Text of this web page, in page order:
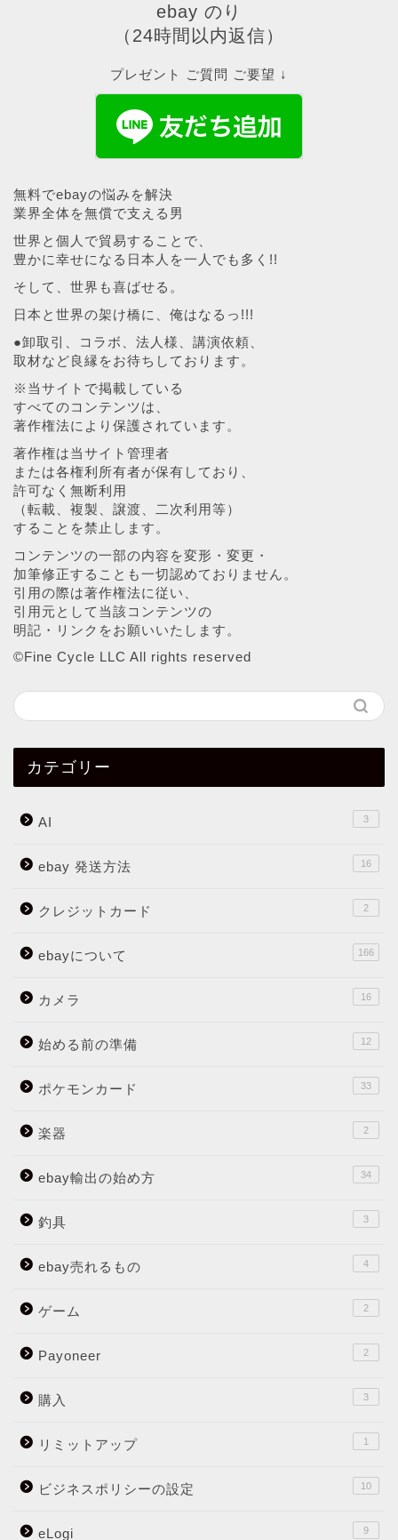
ebay のり
（24時間以内返信）
プレゼント ご質問 ご要望 ↓
無料でebayの悩みを解決
業界全体を無償で支える男
世界と個人で貿易することで、
豊かに幸せになる日本人を一人でも多く!!
そして、世界も喜ばせる。
日本と世界の架け橋に、俺はなるっ!!!
●卸取引、コラボ、法人様、講演依頼、
取材など良縁をお待ちしております。
※当サイトで掲載している
すべてのコンテンツは、
著作権法により保護されています。
著作権は当サイト管理者
または各権利所有者が保有しており、
許可なく無断利用
（転載、複製、譲渡、二次利用等）
することを禁止します。
コンテンツの一部の内容を変形・変更・
加筆修正することも一切認めておりません。
引用の際は著作権法に従い、
引用元として当該コンテンツの
明記・リンクをお願いいたします。
©︎Fine Cycle LLC All rights reserved
カテゴリー
AI 3
ebay 発送方法 16
クレジットカード 2
ebayについて 166
カメラ 16
始める前の準備 12
ポケモンカード 33
楽器 2
ebay輸出の始め方 34
釣具 3
ebay売れるもの 4
ゲーム 2
Payoneer 2
購入 3
リミットアップ 1
ビジネスポリシーの設定 10
eLogi 9